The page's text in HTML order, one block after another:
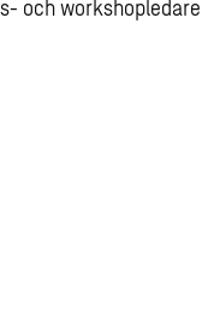
och workshopledare